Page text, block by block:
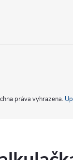
práva vyhrazena.